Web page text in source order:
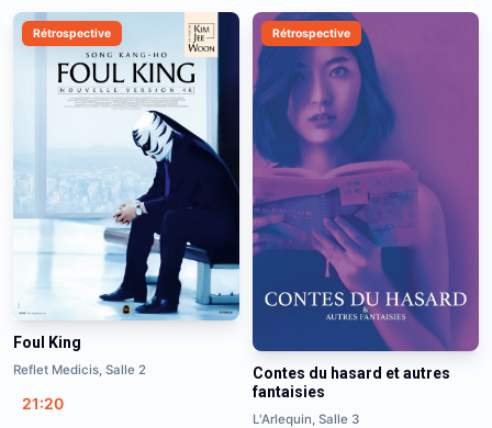
Rétrospective
Foul King
Reflet Medicis, Salle 2
21:20
Rétrospective
Contes du hasard et autres
fantaisies
L'Arlequin, Salle 3